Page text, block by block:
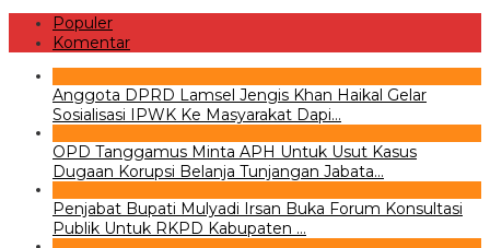
Populer
Komentar
Anggota DPRD Lamsel Jengis Khan Haikal Gelar
Sosialisasi IPWK Ke Masyarakat Dapi…
OPD Tanggamus Minta APH Untuk Usut Kasus
Dugaan Korupsi Belanja Tunjangan Jabata…
Penjabat Bupati Mulyadi Irsan Buka Forum Konsultasi
Publik Untuk RKPD Kabupaten …